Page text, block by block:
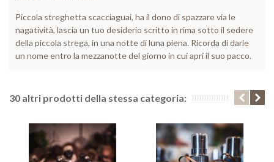
Piccola streghetta scacciaguai, ha il dono di spazzare via le
nagatività, lascia un tuo desiderio scritto in rima sotto il sedere
della piccola strega, in una notte di luna piena. Ricorda di darle
un nome entro la mezzanotte del giorno in cui apri il suo pacco.
30 altri prodotti della stessa categoria: